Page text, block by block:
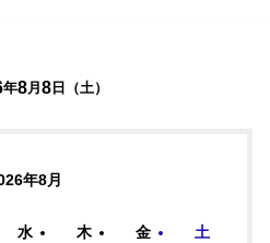
年8月8日（土）
年8月
水 木 金 土